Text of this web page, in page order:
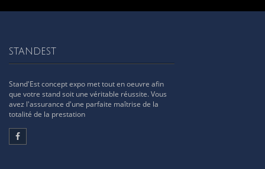
STANDEST
Stand'Est concept expo met tout en oeuvre afin
que votre stand soit une véritable réussite. Vous
avez l'assurance d'une parfaite maîtrise de la
totalité de la prestation